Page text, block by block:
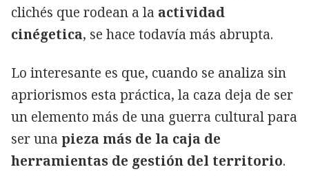
clichés que rodean a la actividad
cinégetica, se hace todavía más abrupta.
Lo interesante es que, cuando se analiza sin
apriorismos esta práctica, la caza deja de ser
un elemento más de una guerra cultural para
ser una pieza más de la caja de
herramientas de gestión del territorio.